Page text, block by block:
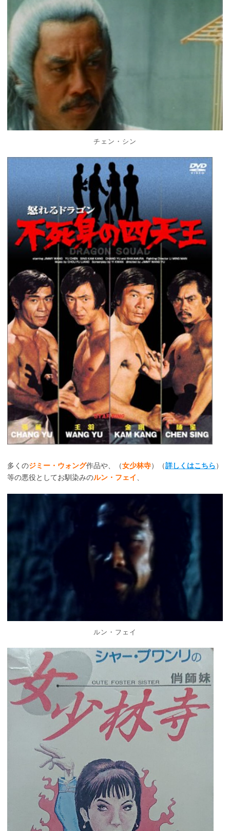
チェン・シン
多くのジミー・ウォング作品や、（女少林寺）（詳しくはこちら）
等の悪役としてお馴染みのルン・フェイ
ルン・フェイ